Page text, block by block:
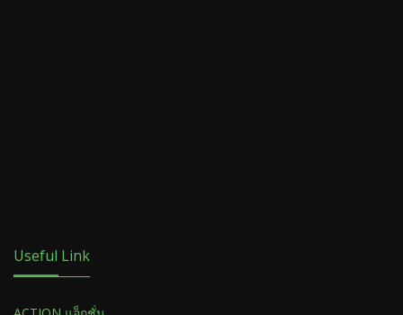
Useful Link